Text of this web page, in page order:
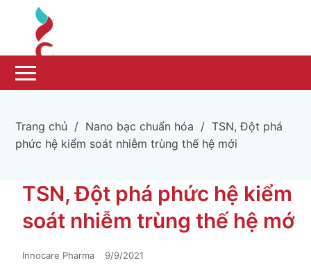
Trang chủ / Nano bạc chuẩn hóa / TSN, Đột phá
phức hệ kiểm soát nhiễm trùng thế hệ mới
TSN, Đột phá phức hệ kiểm
soát nhiễm trùng thế hệ mới
Innocare Pharma 9/9/2021